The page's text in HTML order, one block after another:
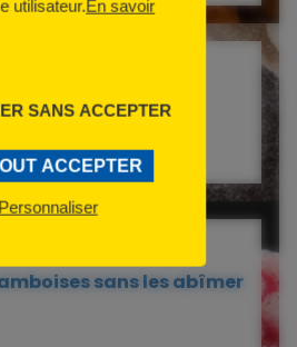
le pain sans gluten
sans les abîmer
utilisateur.En savoir
ACCEPTER
SANS ACCEPTER
Personnaliser